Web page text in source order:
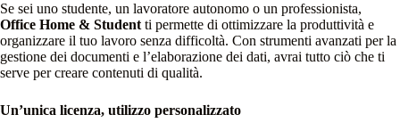
Se sei uno studente, un lavoratore autonomo o un professionista,
Office Home & Studentti permette di ottimizzare la produttività e
organizzare il tuo lavoro senza difficoltà. Con strumenti avanzati per la
gestione dei documenti e l’elaborazione dei dati, avrai tutto ciò che ti
serve per creare contenuti di qualità.
Un’unica licenza, utilizzo personalizzato